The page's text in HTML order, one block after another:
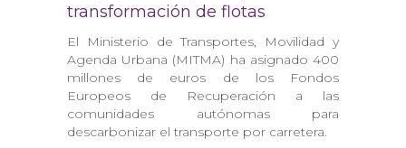
transformación de flotas
El Ministerio de Transportes, Movilidad y
Agenda Urbana (MITMA) ha asignado 400
millones de euros de los Fondos
Europeos de Recuperación a las
comunidades autónomas para
descarbonizar el transporte por carretera.